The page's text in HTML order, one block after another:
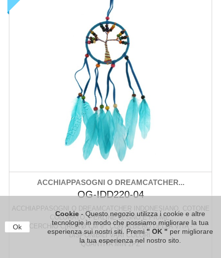
Ok
Cookie- Questo negozio utilizza i cookie e altre
tecnologie in modo che possiamo migliorare la tua
esperienza sui nostri siti. Premi" OK " per migliorare
la tua esperienza nel nostro sito.
ACCHIAPPASOGNI O DREAMCATCHER...
OG-IDD220-04
ACCHIAPPASOGNI O DREAMCATCHER INDONESIANO. COTONE
COLORATO, PERLINE LEGNO E PIUME.
CERCHIO CIRCA Ø CM 9 , CON ALBERO DELLA VITA -
DISPONIBILI VARI COLORI.
QUANTITA MIN 2PZ